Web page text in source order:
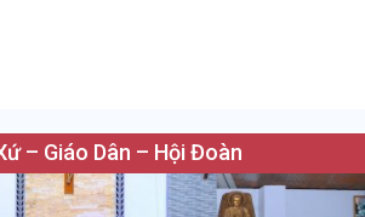
– Giáo Dân – Hội Đoàn